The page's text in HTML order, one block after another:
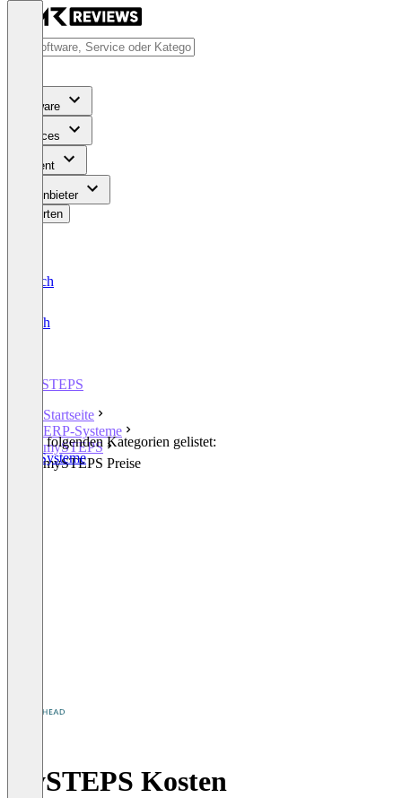
Software
Services
Content
Für Anbieter
Bewerten
Deutsch
English
mySTEPS
Startseite
ERP-Systeme
mySTEPS
mySTEPS Preise
In den folgenden Kategorien gelistet:
ERP-Systeme
mySTEPS Kosten